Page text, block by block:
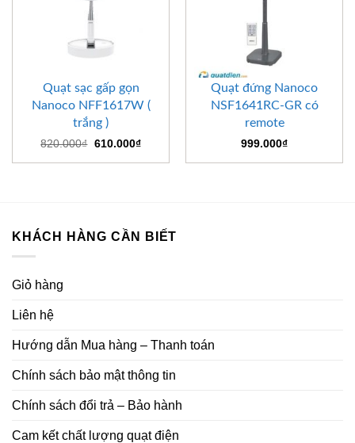
Quạt sạc gấp gọn
Nanoco NFF1617W (
trắng )
820.000₫ Giá
là:
610.000₫Giá
tại
Quạt đứng Nanoco
NSF1641RC-GR có
remote
999.000₫
KHÁCH HÀNG CẦN BIẾT
Giỏ hàng
Liên hệ
Hướng dẫn Mua hàng – Thanh toán
Chính sách bảo mật thông tin
Chính sách đổi trả – Bảo hành
Cam kết chất lượng quạt điện